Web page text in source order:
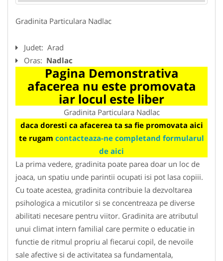
Gradinita Particulara Nadlac
Judet: Arad
Oras: Nadlac
Pagina Demonstrativa
afacerea nu este promovata
iar locul este liber
Gradinita Particulara Nadlac
daca doresti ca afacerea ta sa fie promovata aici
te rugam contacteaza-ne completand formularul
de aici
La prima vedere, gradinita poate parea doar un loc de
joaca, un spatiu unde parintii ocupati isi pot lasa copiii.
Cu toate acestea, gradinita contribuie la dezvoltarea
psihologica a micutilor si se concentreaza pe diverse
abilitati necesare pentru viitor. Gradinita are atributul
unui climat intern familial care permite o educatie in
functie de ritmul propriu al fiecarui copil, de nevoile
sale afective si de activitatea sa fundamentala,